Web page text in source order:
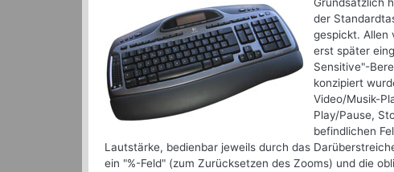
Grundsätzlich
der
gespickt. Allen
erst später
Sensitive"-
konzipiert
Video/Musik-
Play/Pause,
befindlichen
Lautstärke, bedienbar jeweils durch das
ein "%-Feld" (zum Zurücksetzen des Zooms) und die